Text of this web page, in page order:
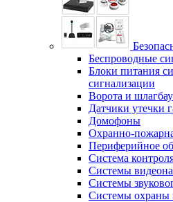
Беспроводные
Блоки питания
сигнализации
Ворота и
Датчики утечки
Домофоны
Охранно-
Периферийное
Система
Системы
Системы
Системы охраны